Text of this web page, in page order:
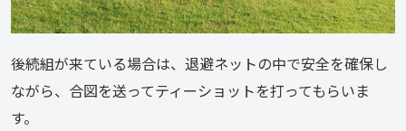
後続組が来ている場合は、退避ネットの中で安全を確保し
ながら、合図を送ってティーショットを打ってもらいま
す。